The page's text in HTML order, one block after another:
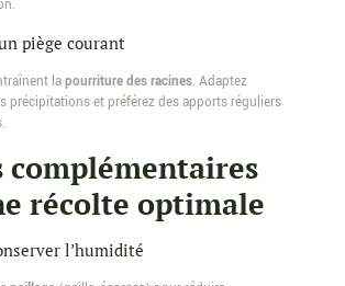
piège courant
lapourriture des racines. Adaptez
précipitations et préférez des apports réguliers
complémentaires
récolte optimale
l’humidité